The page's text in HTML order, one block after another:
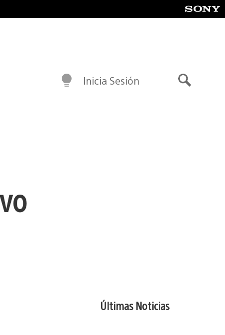
Inicia Sesión
Últimas Noticias